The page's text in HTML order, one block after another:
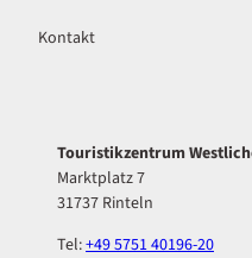
Kontakt
Touristikzentrum
Marktplatz 7
31737 Rinteln
Tel:+49 5751 40196-20